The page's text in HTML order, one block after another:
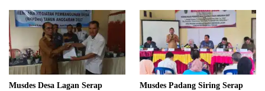
Musdes Desa Lagan Serap
Musdes Padang Siring Serap